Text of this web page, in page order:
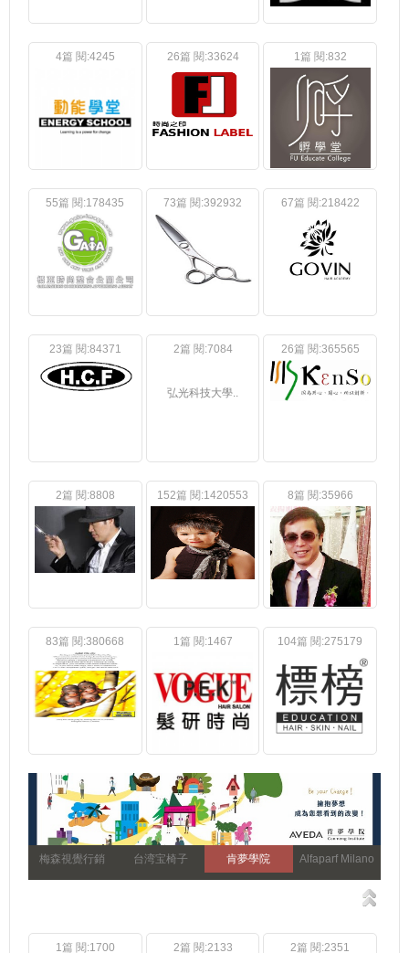
4篇 閱:4245 26篇 閱:33624 1篇 閱:832
55篇 閱:178435 73篇 閱:392932 67篇 閱:218422
23篇 閱:84371 2篇 閱:7084
弘光科技大學..
26篇 閱:365565
2篇 閱:8808 152篇 閱:1420553 8篇 閱:35966
83篇 閱:380668 1篇 閱:1467 104篇 閱:275179
梅森視覺行銷 台湾宝椅子 肯夢學院 Alfaparf Milano
1篇 閱:1700 2篇 閱:2133 2篇 閱:2351